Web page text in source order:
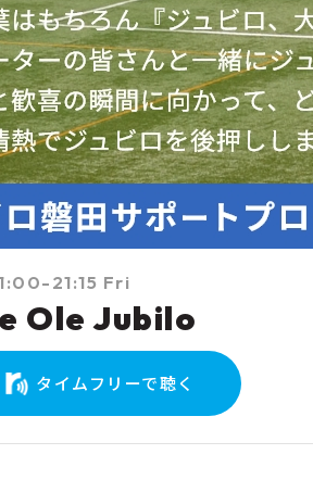
21:15 Fri
Ole Jubilo
タイムフリーで聴く